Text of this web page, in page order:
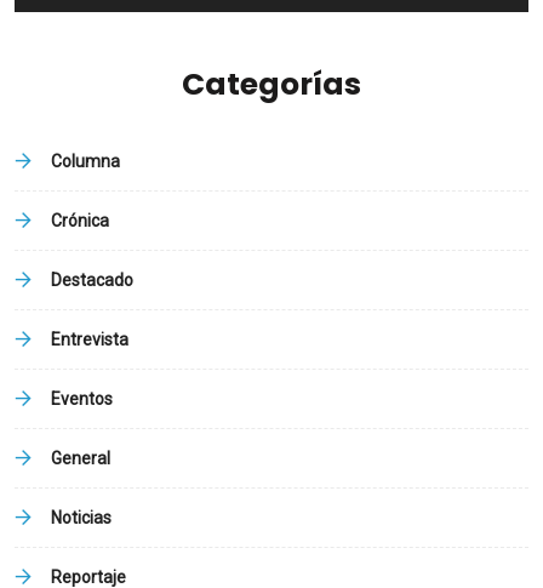
Categorías
Columna
Crónica
Destacado
Entrevista
Eventos
General
Noticias
Reportaje